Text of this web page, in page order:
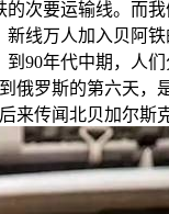
次要运输线。而
线万人加入贝阿
90年代中期，
俄罗斯的第六天，
传闻北贝加尔